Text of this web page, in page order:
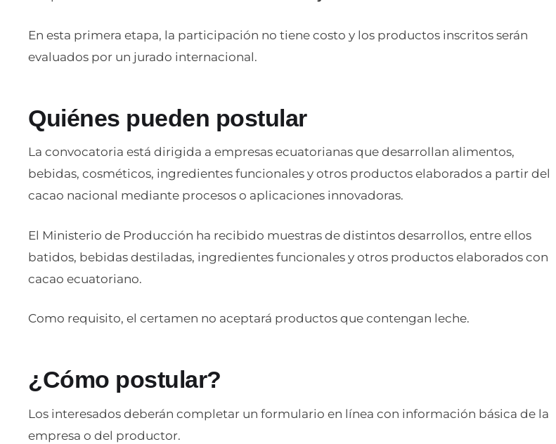
En esta primera etapa, la participación no tiene costo y los productos inscritos serán
evaluados por un jurado internacional.
Quiénes pueden postular
La convocatoria está dirigida a empresas ecuatorianas que desarrollan alimentos,
bebidas, cosméticos, ingredientes funcionales y otros productos elaborados a partir del
cacao nacional mediante procesos o aplicaciones innovadoras.
El Ministerio de Producción ha recibido muestras de distintos desarrollos, entre ellos
batidos, bebidas destiladas, ingredientes funcionales y otros productos elaborados con
cacao ecuatoriano.
Como requisito, el certamen no aceptará productos que contengan leche.
¿Cómo postular?
Los interesados deberán completar un formulario en línea con información básica de la
empresa o del productor.